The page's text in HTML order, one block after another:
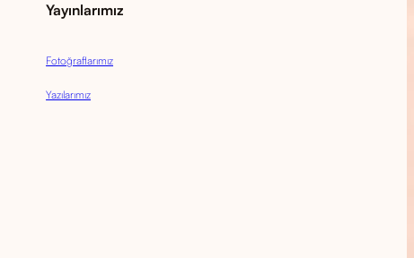
Yayınlarımız
Fotoğraflarımız
Yazılarımız